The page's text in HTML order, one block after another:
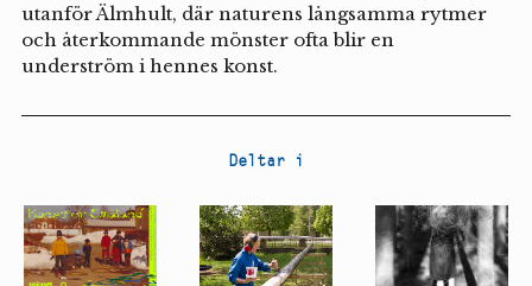
utanför Älmhult, där naturens långsamma rytmer
och återkommande mönster ofta blir en
underström i hennes konst.
Deltar i